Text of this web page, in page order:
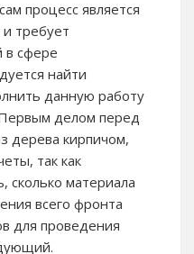
процесс является
требует
в сфере
найти
данную работу
делом перед
дерева кирпичом,
так как
сколько материала
всего фронта
для проведения